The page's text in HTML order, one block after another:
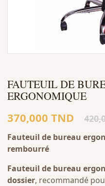
FAUTEUIL DE
ERGONOMIQUE
370,000 TND
Fauteuil de bureau
rembourré
Fauteuil de bureau
dossier, recommandé